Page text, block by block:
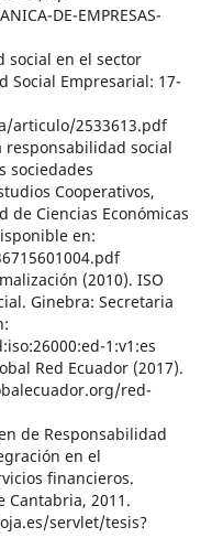
DE-EMPRESAS-
social en el sector
Social Empresarial: 17-
articulo/2533613.pdf
responsabilidad social
sociedades
Cooperativos,
de Ciencias Económicas
en:
(2010). ISO
Ginebra: Secretaria
1:v1:es
Red Ecuador (2017).
red-
de Responsabilidad
en el
financieros.
Cantabria, 2011.
servlet/tesis?